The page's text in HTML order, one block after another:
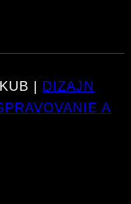
|
DIZAJN
A